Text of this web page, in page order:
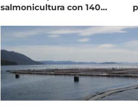
salmonicultura con 140